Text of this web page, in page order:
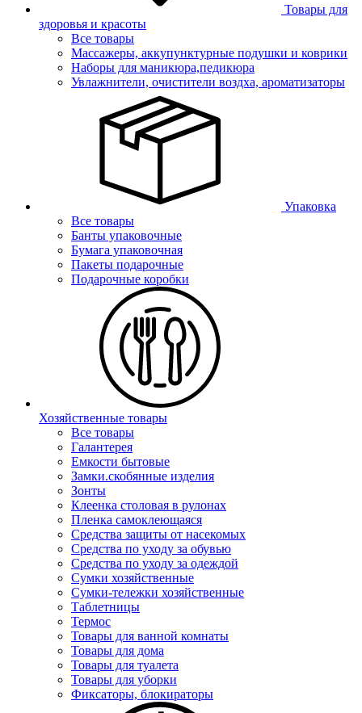
Товары для
здоровья и красоты
Все товары
Массажеры, аккупунктурные подушки и коврики
Наборы для маникюра,педикюра
Увлажнители, очистители воздха, ароматизаторы
Упаковка
Все товары
Банты упаковочные
Бумага упаковочная
Пакеты подарочные
Подарочные коробки
Хозяйственные товары
Все товары
Галантерея
Емкости бытовые
Замки.скобянные изделия
Зонты
Клеенка столовая в рулонах
Пленка самоклеющаяся
Средства защиты от насекомых
Средства по уходу за обувью
Средства по уходу за одеждой
Сумки хозяйственные
Сумки-тележки хозяйственные
Таблетницы
Термос
Товары для ванной комнаты
Товары для дома
Товары для туалета
Товары для уборки
Фиксаторы, блокираторы